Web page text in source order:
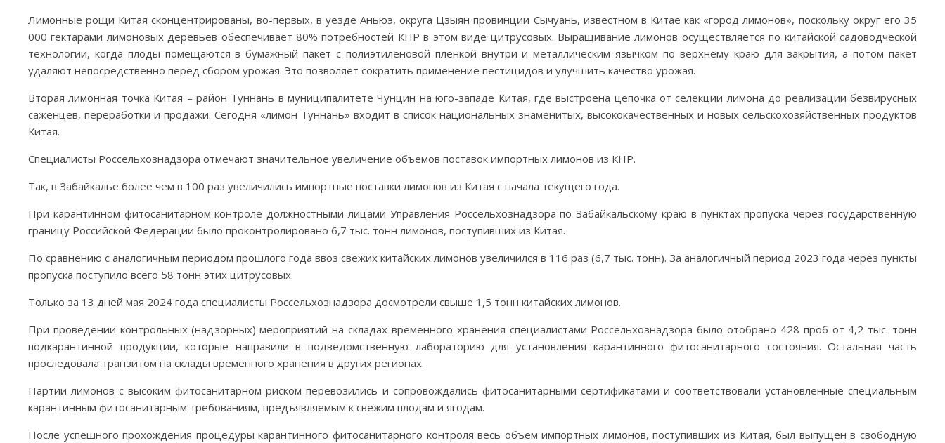
Лимонные рощи Китая сконцентрированы, во-первых, в уезде Аньюэ, округа Цзыян провинции Сычуань, известном в Китае как «город лимонов», поскольку округ его 35
000 гектарами лимоновых деревьев обеспечивает 80% потребностей КНР в этом виде цитрусовых. Выращивание лимонов осуществляется по китайской садоводческой
технологии, когда плоды помещаются в бумажный пакет с полиэтиленовой пленкой внутри и металлическим язычком по верхнему краю для закрытия, а потом пакет
удаляют непосредственно перед сбором урожая. Это позволяет сократить применение пестицидов и улучшить качество урожая.
Вторая лимонная точка Китая – район Туннань в муниципалитете Чунцин на юго-западе Китая, где выстроена цепочка от селекции лимона до реализации безвирусных
саженцев, переработки и продажи. Сегодня «лимон Туннань» входит в список национальных знаменитых, высококачественных и новых сельскохозяйственных продуктов
Китая.
Специалисты Россельхознадзора отмечают значительное увеличение объемов поставок импортных лимонов из КНР.
Так, в Забайкалье более чем в 100 раз увеличились импортные поставки лимонов из Китая с начала текущего года.
При карантинном фитосанитарном контроле должностными лицами Управления Россельхознадзора по Забайкальскому краю в пунктах пропуска через государственную
границу Российской Федерации было проконтролировано 6,7 тыс. тонн лимонов, поступивших из Китая.
По сравнению с аналогичным периодом прошлого года ввоз свежих китайских лимонов увеличился в 116 раз (6,7 тыс. тонн). За аналогичный период 2023 года через пункты
пропуска поступило всего 58 тонн этих цитрусовых.
Только за 13 дней мая 2024 года специалисты Россельхознадзора досмотрели свыше 1,5 тонн китайских лимонов.
При проведении контрольных (надзорных) мероприятий на складах временного хранения специалистами Россельхознадзора было отобрано 428 проб от 4,2 тыс. тонн
подкарантинной продукции, которые направили в подведомственную лабораторию для установления карантинного фитосанитарного состояния. Остальная часть
проследовала транзитом на склады временного хранения в других регионах.
Партии лимонов с высоким фитосанитарном риском перевозились и сопровождались фитосанитарными сертификатами и соответствовали установленные специальным
карантинным фитосанитарным требованиям, предъявляемым к свежим плодам и ягодам.
После успешного прохождения процедуры карантинного фитосанитарного контроля весь объем импортных лимонов, поступивших из Китая, был выпущен в свободную